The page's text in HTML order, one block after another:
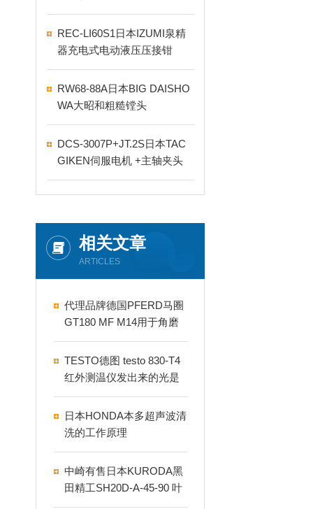
REC-LI60S1日本IZUMI泉精
器充电式电动液压压接钳
RW68-88A日本BIG DAISHO
WA大昭和粗糙镗头
DCS-3007P+JT.2S日本TAC
GIKEN伺服电机 +主轴夹头
相关文章
ARTICLES
代理品牌德国PFERD马圈
GT180 MF M14用于角磨
机衬垫
TESTO德图 testo 830-T4
红外测温仪发出来的光是
什么？具有什么作用？
日本HONDA本多超声波清
洗的工作原理
中崎有售日本KURODA黑
田精工SH20D-A-45-90 叶
片式精密旋转气缸